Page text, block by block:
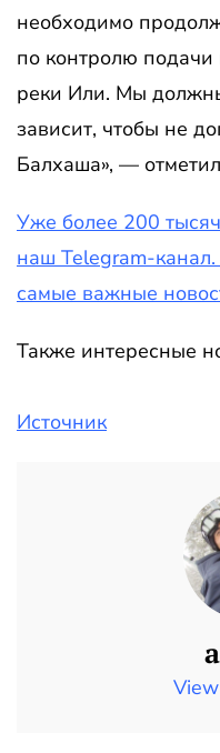
необходимо
по контролю
реки Или. Мы
зависит, чтобы не
Балхаша», —
Уже более 200
наш Telegram-
самые важные
Также интересные
Источник